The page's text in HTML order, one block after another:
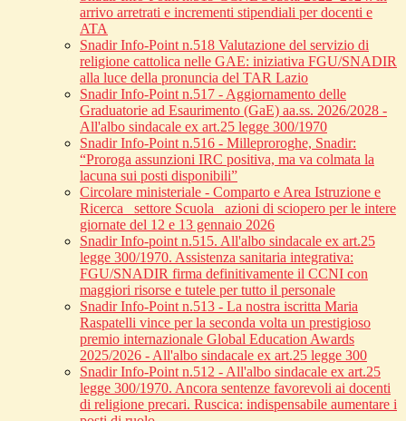
arrivo arretrati e incrementi stipendiali per docenti e
ATA
Snadir Info-Point n.518 Valutazione del servizio di
religione cattolica nelle GAE: iniziativa FGU/SNADIR
alla luce della pronuncia del TAR Lazio
Snadir Info-Point n.517 - Aggiornamento delle
Graduatorie ad Esaurimento (GaE) aa.ss. 2026/2028 -
All'albo sindacale ex art.25 legge 300/1970
Snadir Info-Point n.516 - Milleproroghe, Snadir:
“Proroga assunzioni IRC positiva, ma va colmata la
lacuna sui posti disponibili”
Circolare ministeriale - Comparto e Area Istruzione e
Ricerca_ settore Scuola_ azioni di sciopero per le intere
giornate del 12 e 13 gennaio 2026
Snadir Info-point n.515. All'albo sindacale ex art.25
legge 300/1970. Assistenza sanitaria integrativa:
FGU/SNADIR firma definitivamente il CCNI con
maggiori risorse e tutele per tutto il personale
Snadir Info-Point n.513 - La nostra iscritta Maria
Raspatelli vince per la seconda volta un prestigioso
premio internazionale Global Education Awards
2025/2026 - All'albo sindacale ex art.25 legge 300
Snadir Info-Point n.512 - All'albo sindacale ex art.25
legge 300/1970. Ancora sentenze favorevoli ai docenti
di religione precari. Ruscica: indispensabile aumentare i